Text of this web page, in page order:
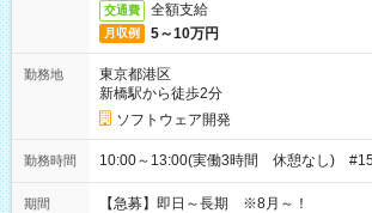
交通費 全額支給
月収例 5～10万円
勤務地
東京都港区
新橋駅から徒歩2分
ソフトウェア開発
勤務時間 10:00～13:00(実働3時間 休憩なし)
期間 【急募】即日～長期 ※8月～！